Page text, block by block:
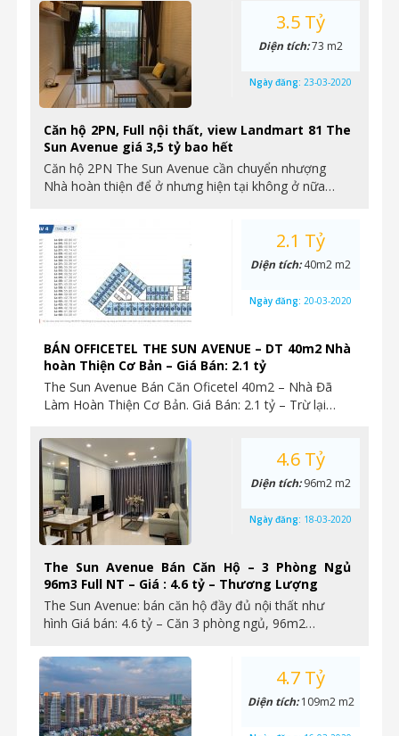
Căn hộ 2PN, Full nội thất, view Landmart 81 The
Sun Avenue giá 3,5 tỷ bao hết
Căn hộ 2PN The Sun Avenue cần chuyển nhượng
Nhà hoàn thiện để ở nhưng hiện tại không ở nữa…
3.5 Tỷ
Diện tích:73 m2
Ngày đăng: 23-03-2020
BÁN OFFICETEL THE SUN AVENUE – DT 40m2 Nhà
hoàn Thiện Cơ Bản – Giá Bán: 2.1 tỷ
The Sun Avenue Bán Căn Oficetel 40m2 – Nhà Đã
Làm Hoàn Thiện Cơ Bản. Giá Bán: 2.1 tỷ – Trừ lại…
2.1 Tỷ
Diện tích:40m2 m2
Ngày đăng: 20-03-2020
The Sun Avenue Bán Căn Hộ – 3 Phòng Ngủ
96m3 Full NT – Giá : 4.6 tỷ – Thương Lượng
The Sun Avenue: bán căn hộ đầy đủ nội thất như
hình Giá bán: 4.6 tỷ – Căn 3 phòng ngủ, 96m2…
4.6 Tỷ
Diện tích:96m2 m2
Ngày đăng: 18-03-2020
4.7 Tỷ
Diện tích:109m2 m2